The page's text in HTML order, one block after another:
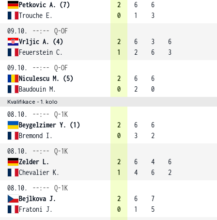
Petkovic A. (7)
Trouche E.
2
0
6
1
6
3
09.10.
--:--
Q-OF
Vrljic A. (4)
Feuerstein C.
2
1
6
2
3
6
6
3
09.10.
--:--
Q-OF
Niculescu M. (5)
Baudouin M.
2
0
6
2
6
0
Kvalifikace - 1. kolo
08.10. --:--
Q-1K
Beygelzimer Y. (1)
Bremond I.
2
0
6
3
6
2
08.10.
--:--
Q-1K
Zelder L.
Chevalier K.
2
1
6
4
4
6
6
2
08.10.
--:--
Q-1K
Bejlkova J.
Fratoni J.
2
0
6
1
7
5